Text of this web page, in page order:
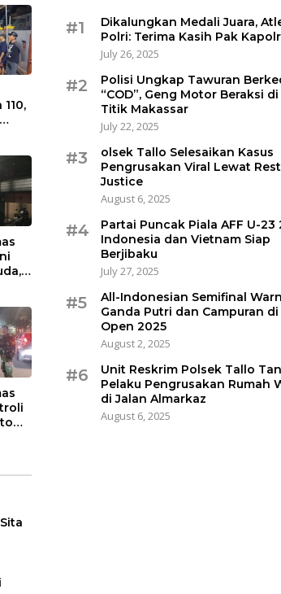
#1
Dikalungkan Medali Juara,
Polri: Terima Kasih Pak
July 26, 2025
#2
Polisi Ungkap Tawuran
“COD”, Geng Motor Beraksi
Titik Makassar
July 22, 2025
#3
olsek Tallo Selesaikan Kasus
Pengrusakan Viral Lewat
Justice
August 6, 2025
#4
Partai Puncak Piala AFF U-23
Indonesia dan Vietnam Siap
Berjibaku
July 27, 2025
#5
All-Indonesian Semifinal
Ganda Putri dan Campuran di
Open 2025
August 2, 2025
#6
Unit Reskrim Polsek Tallo
Pelaku Pengrusakan Rumah
di Jalan Almarkaz
August 6, 2025